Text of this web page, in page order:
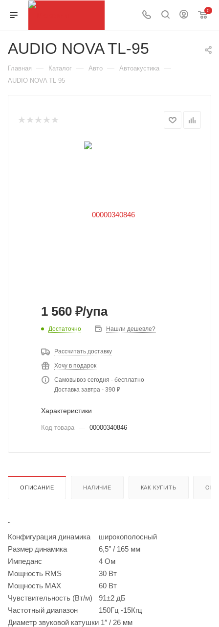
0
AUDIO NOVA TL-95
Главная — Каталог — Авто — Автоакустика —
AUDIO NOVA TL-95
1 560 ₽/упа
Достаточно Нашли дешевле?
Рассчитать доставку
Хочу в подарок
Самовывоз сегодня - бесплатно
Доставка завтра - 390 ₽
Характеристики
Код товара — 00000340846
ОПИСАНИЕ НАЛИЧИЕ КАК КУПИТЬ
"
Конфигурация динамика
широкополосный
Размер динамика
6,5″ / 165 мм
Импеданс
4 Ом
Мощность RMS
30 Вт
Мощность MAX
60 Вт
Чувствительность (Вт/м)
91±2 дБ
Частотный диапазон
150Гц -15Кгц
Диаметр звуковой катушки 1″ / 26 мм